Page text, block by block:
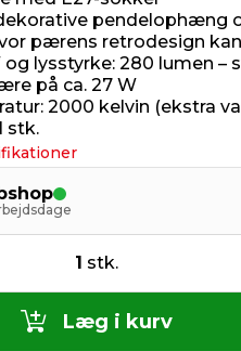
pendelophæng
pærens retrodesign
og lysstyrke: 280 lumen –
på ca. 27 W
2000 kelvin (ekstra
stk.
1 stk.
Læg i kurv